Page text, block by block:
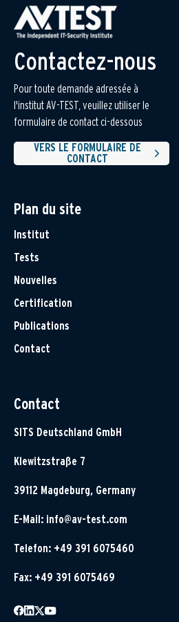
Contactez-nous
Pour toute demande adressée à
l'institut AV-TEST, veuillez utiliser le
formulaire de contact ci-dessous
VERS LE FORMULAIRE DE
CONTACT
Plan du site
Institut
Tests
Nouvelles
Certification
Publications
Contact
Contact
SITS Deutschland GmbH
Klewitzstraße 7
39112 Magdeburg, Germany
E-Mail: info@av-test.com
Telefon: +49 391 6075460
Fax: +49 391 6075469